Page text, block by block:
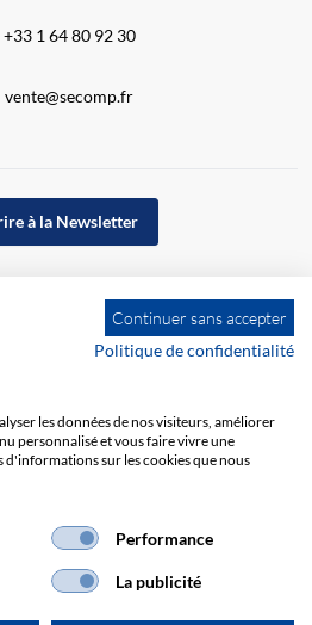
+33 1 64 80 92 30
vente@secomp.fr
à la Newsletter
Continuer sans accepter
Politique de confidentialité
les données de nos visiteurs, améliorer
personnalisé et vous faire vivre une
sur les cookies que nous
Performance
La publicité